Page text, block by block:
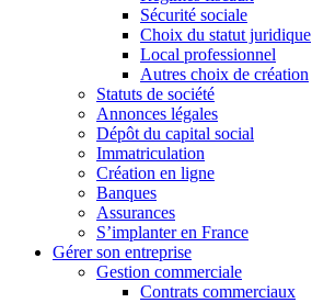
Sécurité sociale
Choix du statut juridique
Local professionnel
Autres choix de création
Statuts de société
Annonces légales
Dépôt du capital social
Immatriculation
Création en ligne
Banques
Assurances
S’implanter en France
Gérer son entreprise
Gestion commerciale
Contrats commerciaux